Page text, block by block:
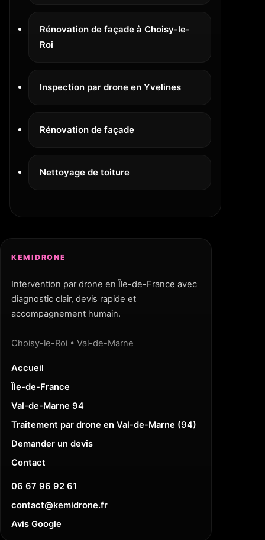
Rénovation de façade à Choisy-le-
Roi
Inspection par drone en Yvelines
Rénovation de façade
Nettoyage de toiture
KEMIDRONE
Intervention par drone en Île-de-France avec
diagnostic clair, devis rapide et
accompagnement humain.
Choisy-le-Roi • Val-de-Marne
Accueil
Île-de-France
Val-de-Marne 94
Traitement par drone en Val-de-Marne (94)
Demander un devis
Contact
06 67 96 92 61
contact@kemidrone.fr
Avis Google